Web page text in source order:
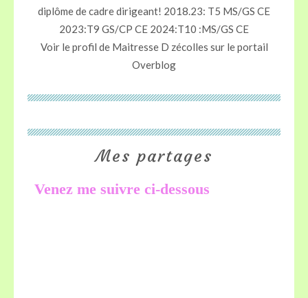
diplôme de cadre dirigeant! 2018.23: T5 MS/GS CE
2023:T9 GS/CP CE 2024:T10 :MS/GS CE
Voir le profil de Maitresse D zécolles sur le portail
Overblog
Mes partages
Venez me suivre ci-dessous